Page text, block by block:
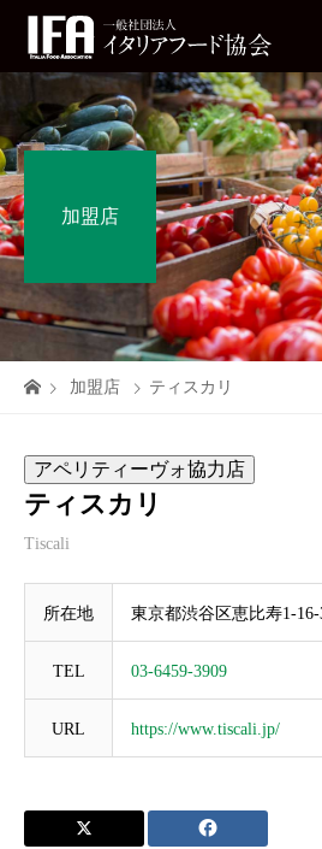
加盟店
加盟店 ティスカリ
アペリティーヴォ協力店
ティスカリ
Tiscali
所在地 東京都渋谷区恵比寿1-
TEL 03-6459-3909
URL https://www.tiscali.jp/